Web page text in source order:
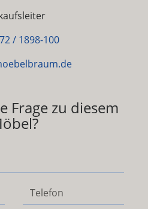
/ 1898-100
Frage zu diesem